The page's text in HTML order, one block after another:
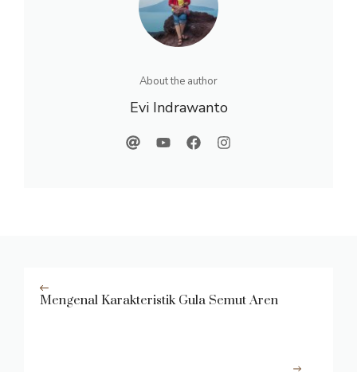
About the author
Evi Indrawanto
Mengenal Karakteristik Gula Semut Aren